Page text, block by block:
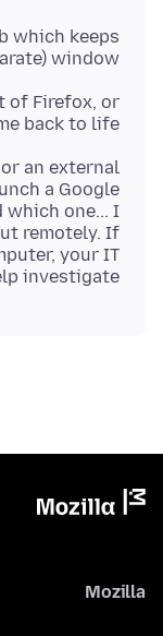
which keeps
window?
of Firefox, or
back to life?
an external
a Google
which one... I
remotely. If
your IT
investigate.
Mozilla